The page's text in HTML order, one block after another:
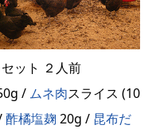
ット ２人前
/ ムネ肉スライス (10
酢橘塩麹 20g / 昆布だ